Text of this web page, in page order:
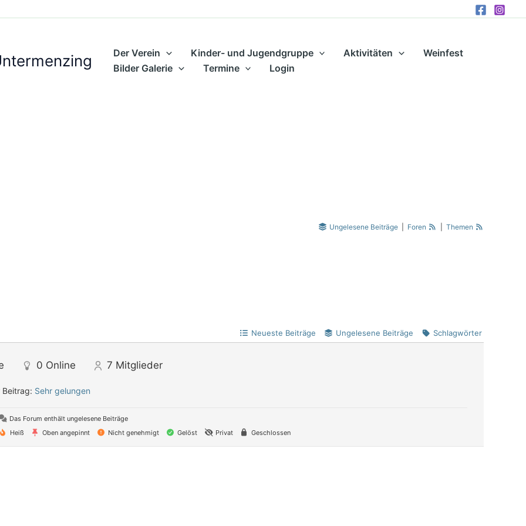
Der Verein Kinder- und Jugendgruppe Aktivitäten
Weinfest
Bilder Galerie
Termine Login
Ungelesene Beiträge Foren Themen
Neueste Beiträge Ungelesene Beiträge Schlagwörter
0 Online 7 Mitglieder
Sehr gelungen
Das Forum enthält ungelesene Beiträge
Heiß Oben angepinnt Nicht genehmigt Gelöst Privat Geschlossen